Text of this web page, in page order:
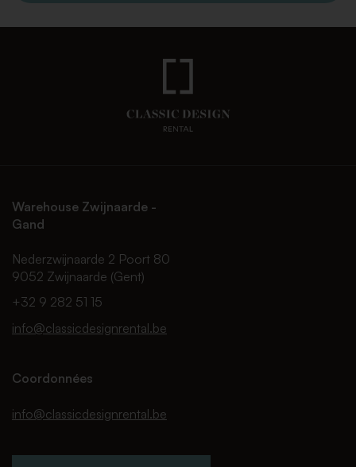
Warehouse Zwijnaarde -
Gand
Nederzwijnaarde 2 Poort 80
9052 Zwijnaarde (Gent)
+32 9 282 51 15
info@classicdesignrental.be
Coordonnées
info@classicdesignrental.be